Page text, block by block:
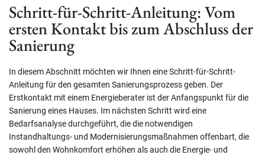
Schritt-für-Schritt-Anleitung: Vom
ersten Kontakt bis zum Abschluss der
Sanierung
In diesem Abschnitt möchten wir Ihnen eine Schritt-für-Schritt-
Anleitung für den gesamten Sanierungsprozess geben. Der
Erstkontakt mit einem Energieberater ist der Anfangspunkt für die
Sanierung eines Hauses. Im nächsten Schritt wird eine
Bedarfsanalyse durchgeführt, die die notwendigen
Instandhaltungs- und Modernisierungsmaßnahmen offenbart, die
sowohl den Wohnkomfort erhöhen als auch die Energie- und